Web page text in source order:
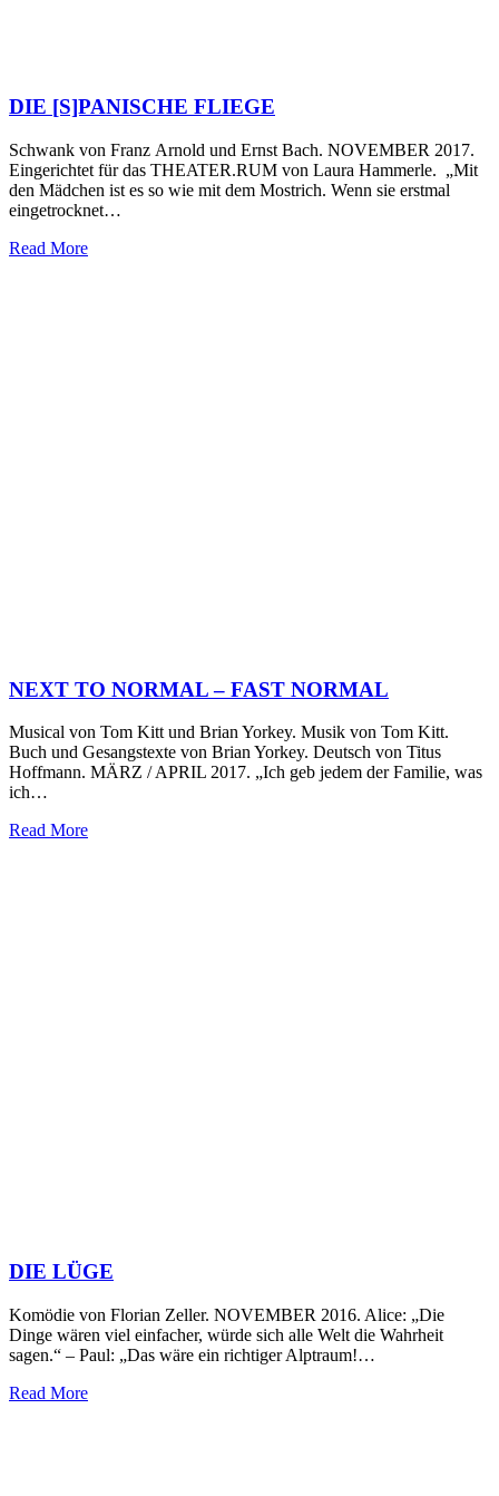
DIE [S]PANISCHE FLIEGE
Schwank von Franz Arnold und Ernst Bach. NOVEMBER 2017.
Eingerichtet für das THEATER.RUM von Laura Hammerle. „Mit
den Mädchen ist es so wie mit dem Mostrich. Wenn sie erstmal
eingetrocknet…
Read More
NEXT TO NORMAL – FAST NORMAL
Musical von Tom Kitt und Brian Yorkey. Musik von Tom Kitt.
Buch und Gesangstexte von Brian Yorkey. Deutsch von Titus
Hoffmann. MÄRZ / APRIL 2017. „Ich geb jedem der Familie, was
ich…
Read More
DIE LÜGE
Komödie von Florian Zeller. NOVEMBER 2016. Alice: „Die
Dinge wären viel einfacher, würde sich alle Welt die Wahrheit
sagen.“ – Paul: „Das wäre ein richtiger Alptraum!…
Read More